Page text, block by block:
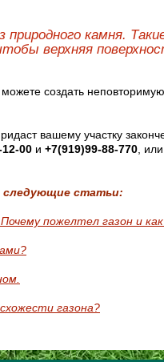
природного камня.
верхняя
создать
вашему участку
00 и +7(919)99-88-770,
следующие статьи:
пожелтел газон и
газона?